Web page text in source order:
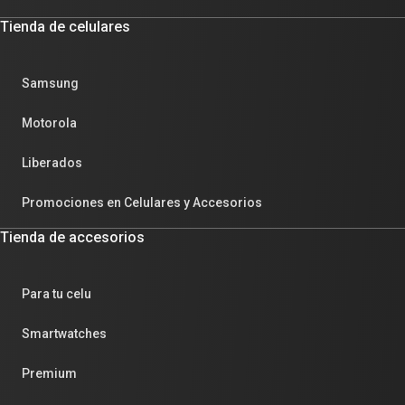
Tienda de celulares
Samsung
Motorola
Liberados
Promociones en Celulares y Accesorios
Tienda de accesorios
Para tu celu
Smartwatches
Premium